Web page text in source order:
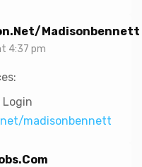
madisonbennett
4:37 pm
Login
madisonbennett